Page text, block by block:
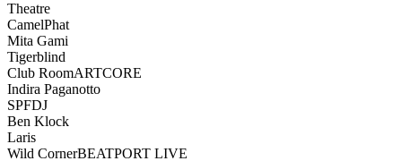
Theatre
CamelPhat
Mita Gami
Tigerblind
Club RoomARTCORE
Indira Paganotto
SPFDJ
Ben Klock
Laris
Wild CornerBEATPORT LIVE